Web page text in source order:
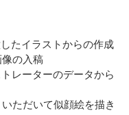
イラストからの作成
の入稿
ーターのデータから
いて似顔絵を描き